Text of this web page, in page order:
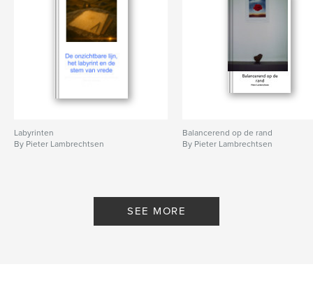
Labyrinten
By Pieter Lambrechtsen
Balancerend op de rand
By Pieter Lambrechtsen
SEE MORE